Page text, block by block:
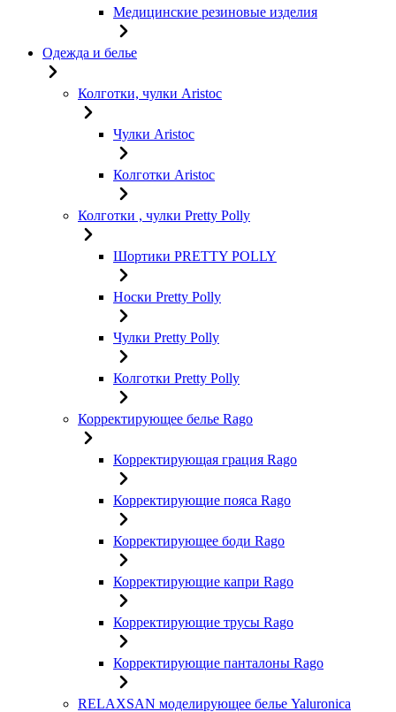
Медицинские резиновые изделия
Одежда и белье
Колготки, чулки Aristoc
Чулки Aristoc
Колготки Aristoc
Колготки , чулки Pretty Polly
Шортики PRETTY POLLY
Носки Pretty Polly
Чулки Pretty Polly
Колготки Pretty Polly
Корректирующее белье Rago
Корректирующая грация Rago
Корректирующие пояса Rago
Корректирующее боди Rago
Корректирующие капри Rago
Корректирующие трусы Rago
Корректирующие панталоны Rago
RELAXSAN моделирующее белье Yaluroniсa